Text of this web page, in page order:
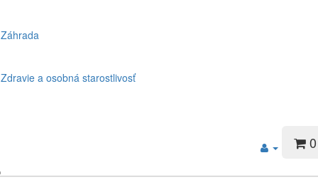
Záhrada
Zdravie a osobná starostlivosť
0